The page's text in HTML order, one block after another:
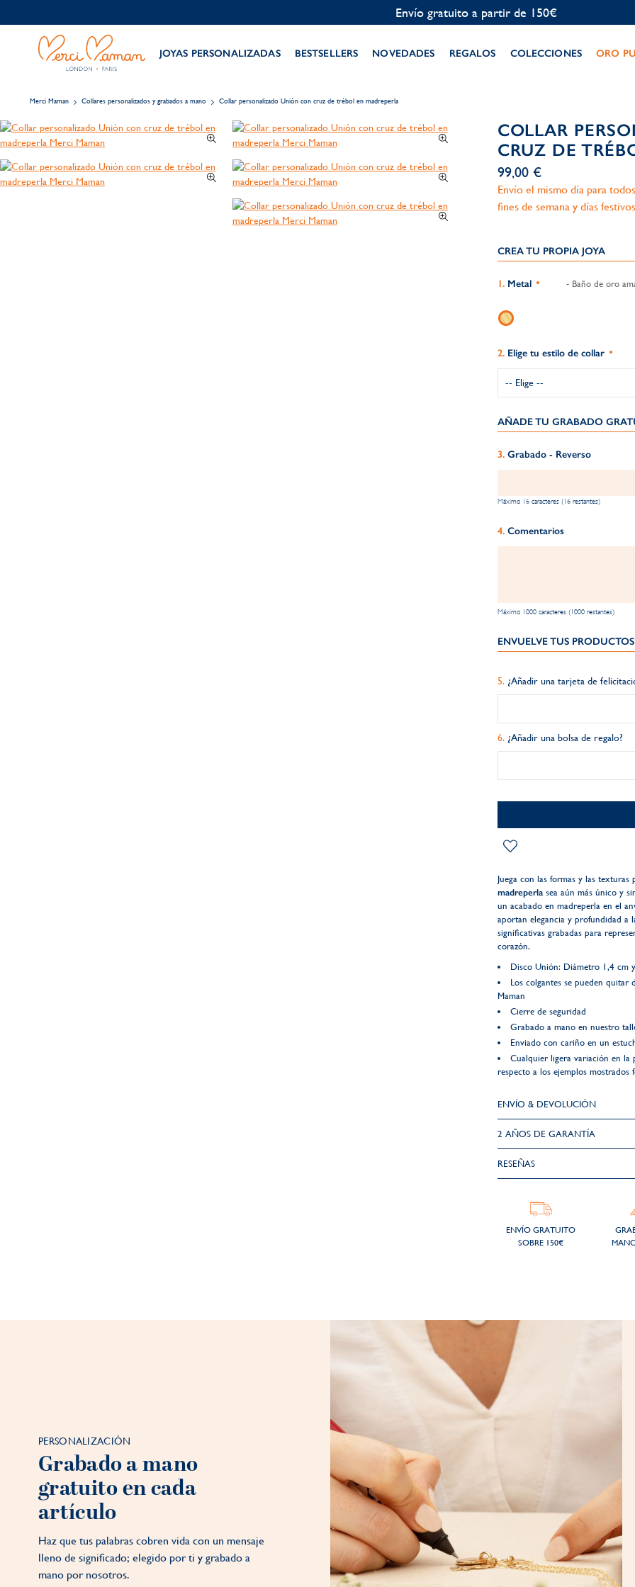
Personalización gratuita
JOYAS PERSONALIZADAS BESTSELLERS NOVEDADES REGALOS COLECCIONES ORO
Merci Maman Collares personalizados y grabados a mano Collar personalizado Unión con cruz de trébol en madreperla
COLLAR
CRUZ DE
99,00 €
Envío el mismo día para
fines de semana y días
CREA TU PROPIA JOYA
Metal - Baño de oro
Elige tu estilo de collar
AÑADE TU GRABADO
Grabado - Reverso
Máximo 16 caracteres (16 restantes)
Comentarios
Máximo 1000 caracteres (1000 restantes)
ENVUELVE TUS
¿Añadir una tarjeta de
¿Añadir una bolsa de regalo?
Juega con las formas y las
madreperlasea aún más único y
un acabado en madreperla en el
aportan elegancia y profundidad a
significativas grabadas para
corazón.
Disco Unión: Diámetro 1,4 cm
Los colgantes se pueden quitar
Maman
Cierre de seguridad
Grabado a mano en nuestro
Enviado con cariño en un
Cualquier ligera variación en la
respecto a los ejemplos
ENVÍO & DEVOLUCIÓN
2 AÑOS DE GARANTÍA​
RESEÑAS
ENVÍO GRATUITO
SOBRE 150€
PERSONALIZACIÓN
Grabado a mano
gratuito en cada
artículo
Haz que tus palabras cobren vida con un mensaje
lleno de significado; elegido por ti y grabado a
mano por nosotros.